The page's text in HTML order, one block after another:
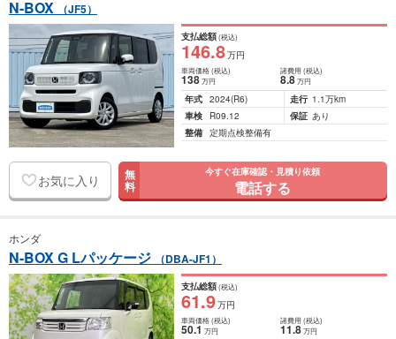
N-BOX （JF5）
支払総額(税込)
146.8万円
車両価格(税込)
138万円
諸費用 (税込)
8.8 万円
年式 2024(R6) 走行 1.1万km
車検
R09.12 保証 あり
整備 定期点検整備有
お気に入り 無
料
今すぐ在庫確認・見積り依頼
電話する
ホンダ
N-BOX G Lパッケージ （DBA-JF1）
支払総額(税込)
61.9万円
車両価格(税込)
50.1万円
諸費用 (税込)
11.8 万円